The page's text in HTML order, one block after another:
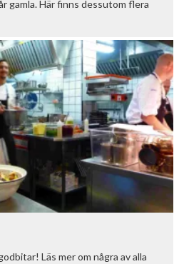
gamla. Här finns dessutom flera
Läs mer om några av alla